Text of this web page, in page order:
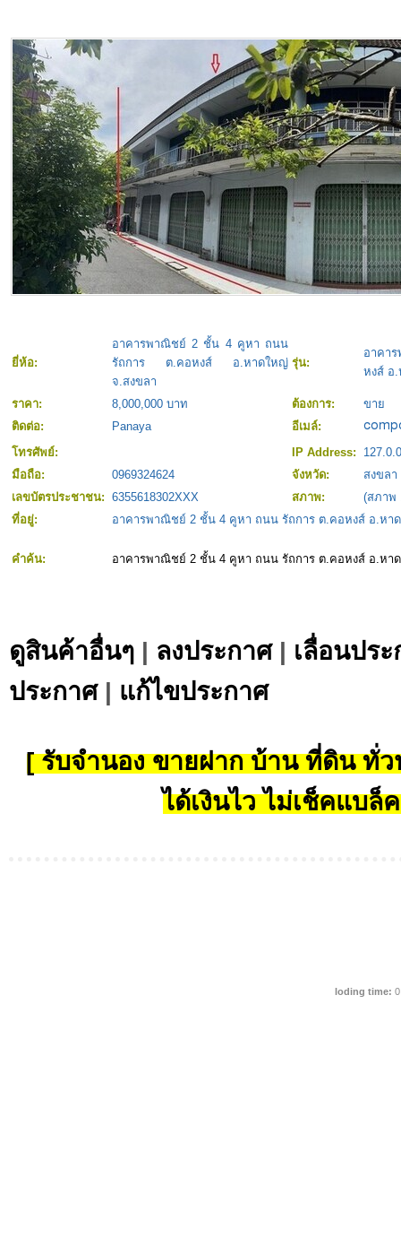
ยี่ห้อ:
อาคารพาณิชย์ 2 ชั้น 4 คูหา ถนน
รัถการ ต.คอหงส์ อ.หาดใหญ่
จ.สงขลา
รุ่น:
อาคา
หงส์ อ
ราคา: 8,000,000 บาท ต้องการ:
ขาย
ติดต่อ:
Panaya
อีเมล์:
โทรศัพย์:
IP Address:
มือถือ:
0969324624 จังหวัด:
สงขลา
เลขบัตรประชาชน: 6355618302XXX สภาพ:
(สภาพ
ที่อยู่:
อาคารพาณิชย์ 2 ชั้น 4 คูหา ถนน รัถการ ต.คอหงส์ อ.หา
คำค้น: อาคารพาณิชย์ 2 ชั้น 4 คูหา ถนน รัถการ ต.คอหงส์ อ.หา
ดูสินค้าอื่นๆ | ลงประกาศ| เลื่อนปร
ประกาศ| แก้ไขประกาศ
[ รับจำนอง ขายฝาก บ้าน ที่ดิน ทั่ว
ได้เงินไว ไม่เช็คแบล็
loding time: